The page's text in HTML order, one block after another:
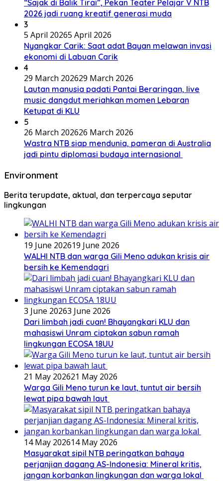
“Sajak di Balik Tirai”, Pekan Teater Pelajar V NTB
2026 jadi ruang kreatif generasi muda
3
5 April 20265 April 2026
Nyangkar Carik: Saat adat Bayan melawan invasi
ekonomi di Labuan Carik
4
29 March 202629 March 2026
Lautan manusia padati Pantai Beraringan, live
music dangdut meriahkan momen Lebaran
Ketupat di KLU
5
26 March 202626 March 2026
Wastra NTB siap mendunia, pameran di Australia
jadi pintu diplomasi budaya internasional
Environment
Berita terupdate, aktual, dan terpercaya seputar
lingkungan
19 June 202619 June 2026
WALHI NTB dan warga Gili Meno adukan krisis air
bersih ke Kemendagri
3 June 20263 June 2026
Dari limbah jadi cuan! Bhayangkari KLU dan
mahasiswi Unram ciptakan sabun ramah
lingkungan ECOSA 18UU
21 May 202621 May 2026
Warga Gili Meno turun ke laut, tuntut air bersih
lewat pipa bawah laut
14 May 202614 May 2026
Masyarakat sipil NTB peringatkan bahaya
perjanjian dagang AS-Indonesia: Mineral kritis,
jangan korbankan lingkungan dan warga lokal